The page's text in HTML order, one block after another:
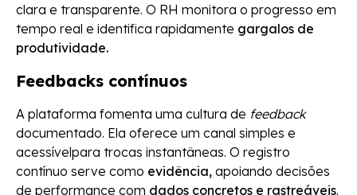
clara e transparente. O RH monitora o progresso em
tempo real e identifica rapidamente gargalos de
produtividade.
Feedbacks contínuos
A plataforma fomenta uma cultura de feedback
documentado. Ela oferece um canal simples e
acessívelpara trocas instantâneas. O registro
contínuo serve como evidência, apoiando decisões
de performance com dados concretos e rastreáveis.